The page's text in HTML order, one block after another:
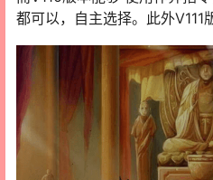
都可以，自主选择。此外V111